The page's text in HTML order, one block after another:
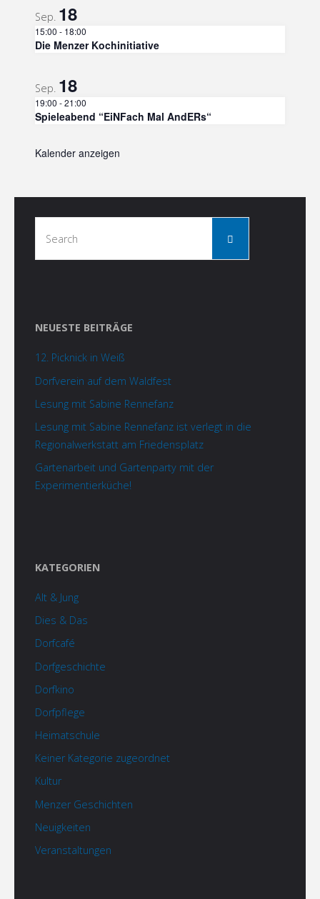
Sep. 18
15:00 - 18:00
Die Menzer Kochinitiative
Sep. 18
19:00 -21:00
Spieleabend “EiNFach Mal AndERs“
Kalender anzeigen
Search
NEUESTE BEITRÄGE
12. Picknick in Weiß
Dorfverein auf dem Waldfest
Lesung mit Sabine Rennefanz
Lesung mit Sabine Rennefanz ist verlegt in die
Regionalwerkstatt am Friedensplatz
Gartenarbeit und Gartenparty mit der
Experimentierküche!
KATEGORIEN
Alt & Jung
Dies & Das
Dorfcafé
Dorfgeschichte
Dorfkino
Dorfpflege
Heimatschule
Keiner Kategorie zugeordnet
Kultur
Menzer Geschichten
Neuigkeiten
Veranstaltungen